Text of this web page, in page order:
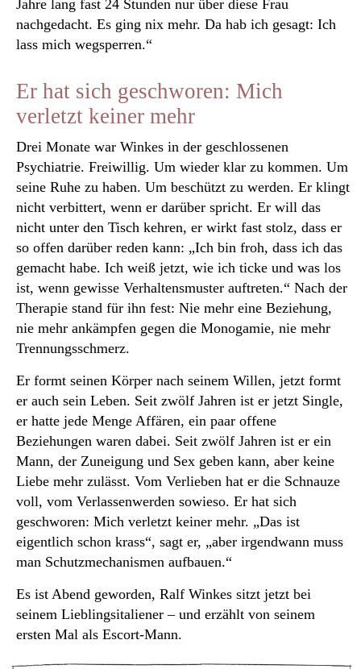
Jahre lang fast 24 Stunden nur über diese Frau
nachgedacht. Es ging nix mehr. Da hab ich gesagt: Ich
lass mich wegsperren.“
Er hat sich geschworen: Mich
verletzt keiner mehr
Drei Monate war Winkes in der geschlossenen
Psychiatrie. Freiwillig. Um wieder klar zu kommen. Um
seine Ruhe zu haben. Um beschützt zu werden. Er klingt
nicht verbittert, wenn er darüber spricht. Er will das
nicht unter den Tisch kehren, er wirkt fast stolz, dass er
so offen darüber reden kann: „Ich bin froh, dass ich das
gemacht habe. Ich weiß jetzt, wie ich ticke und was los
ist, wenn gewisse Verhaltensmuster auftreten.“ Nach der
Therapie stand für ihn fest: Nie mehr eine Beziehung,
nie mehr ankämpfen gegen die Monogamie, nie mehr
Trennungsschmerz.
Er formt seinen Körper nach seinem Willen, jetzt formt
er auch sein Leben. Seit zwölf Jahren ist er jetzt Single,
er hatte jede Menge Affären, ein paar offene
Beziehungen waren dabei. Seit zwölf Jahren ist er ein
Mann, der Zuneigung und Sex geben kann, aber keine
Liebe mehr zulässt. Vom Verlieben hat er die Schnauze
voll, vom Verlassenwerden sowieso. Er hat sich
geschworen: Mich verletzt keiner mehr. „Das ist
eigentlich schon krass“, sagt er, „aber irgendwann muss
man Schutzmechanismen aufbauen.“
Es ist Abend geworden, Ralf Winkes sitzt jetzt bei
seinem Lieblingsitaliener – und erzählt von seinem
ersten Mal als Escort-Mann.